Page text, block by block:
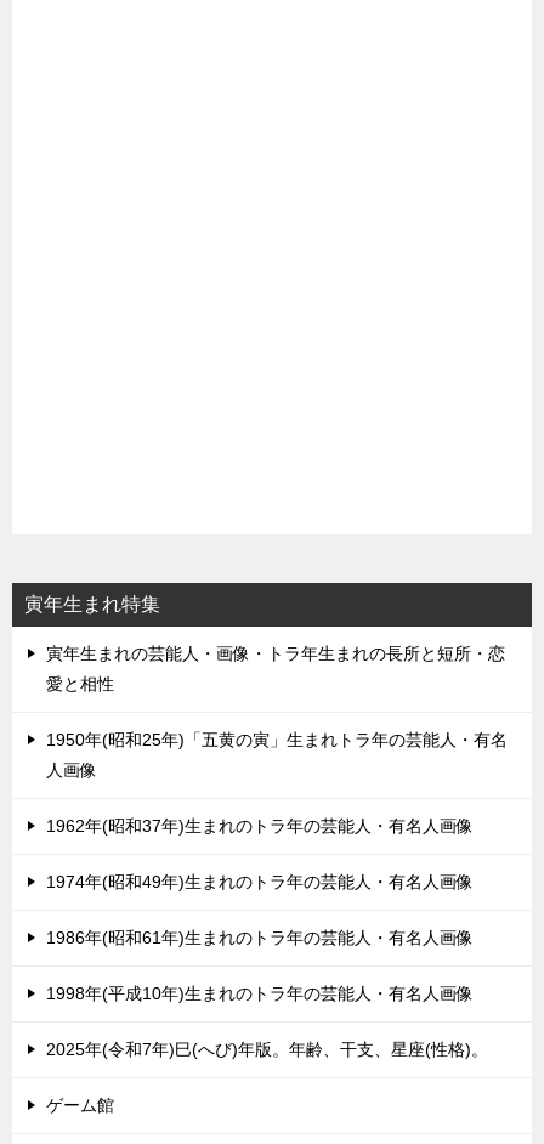
寅年生まれ特集
寅年生まれの芸能人・画像・トラ年生まれの長所と短所・恋
愛と相性
1950年(昭和25年)「五黄の寅」生まれトラ年の芸能人・有名
人画像
1962年(昭和37年)生まれのトラ年の芸能人・有名人画像
1974年(昭和49年)生まれのトラ年の芸能人・有名人画像
1986年(昭和61年)生まれのトラ年の芸能人・有名人画像
1998年(平成10年)生まれのトラ年の芸能人・有名人画像
2025年(令和7年)巳(へび)年版。年齢、干支、星座(性格)。
ゲーム館